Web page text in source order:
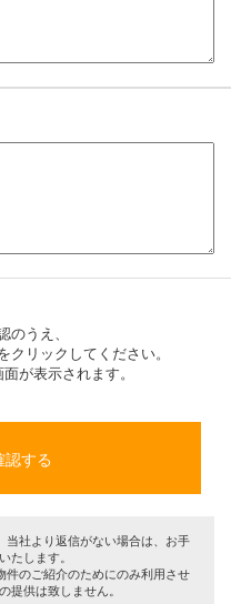
のうえ、
クリックしてください。
が表示されます。
社より返信がない場合は、お手
たします。
のご紹介のためにのみ利用させ
提供は致しません。